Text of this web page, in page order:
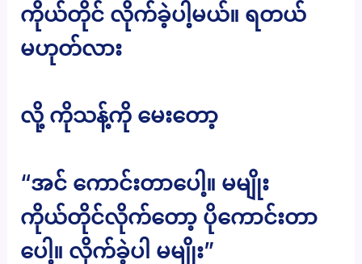
ကိုယ်တိုင် လိုက်ခဲ့ပါ့မယ်။ ရတယ်
မဟုတ်လား
လို့ ကိုသန့်ကို မေးတော့
“အင် ကောင်းတာပေါ့။ မမျိုး
ကိုယ်တိုင်လိုက်တော့ ပိုကောင်းတာ
ပေါ့။ လိုက်ခဲ့ပါ မမျိုး”